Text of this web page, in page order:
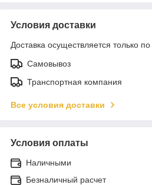
Условия доставки
Доставка осуществляется только
Самовывоз
Транспортная компания
Все условия доставки
Условия оплаты
Наличными
Безналичный расчет